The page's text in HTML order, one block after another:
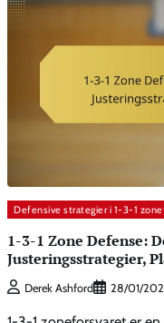
Defensive strategier i 1-3-1
1-3-1 Zone Defense:
Justeringsstrategier,
Derek Ashford 28/01/